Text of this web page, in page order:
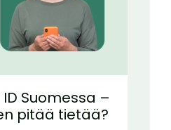
ID Suomessa –
pitää tietää?